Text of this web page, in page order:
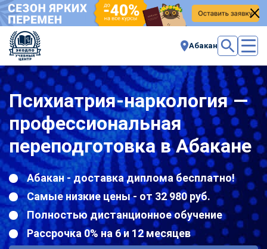
Абакан
Психиатрия-наркология —
профессиональная
переподготовка в Абакане
Абакан - доставка диплома бесплатно!
Самые низкие цены - от 32 980 руб.
Полностью дистанционное обучение
Рассрочка 0% на 6 и 12 месяцев